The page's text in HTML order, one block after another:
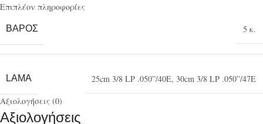
Επιπλέον πληροφορίες
ΒΆΡΟΣ 5 κ.
LAMA 25cm 3/8 LP .050”/40E, 30cm 3/8 LP .050”/47E
Αξιολογήσεις (0)
Αξιολογήσεις